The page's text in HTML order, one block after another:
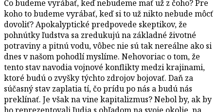
Čo budeme vyrábať, keď nebudeme mať už z čoho? Pre
koho to budeme vyrábať, keď si to už nikto nebude môcť
dovoliť? Apokalyptické predpovede skeptikov, že
pohnútky ľudstva sa zredukujú na základné životné
potraviny a pitnú vodu, vôbec nie sú tak nereálne ako si
dnes v našom pohodlí myslíme. Nehovoriac o tom, že
tento stav navodia vojnové konflikty medzi krajinami,
ktoré budú o zvyšky týchto zdrojov bojovať. Daň za
súčasný stav zaplatia tí, čo prídu po nás a budú nás
preklínať. Je však na vine kapitalizmus? Nebol by, ak by